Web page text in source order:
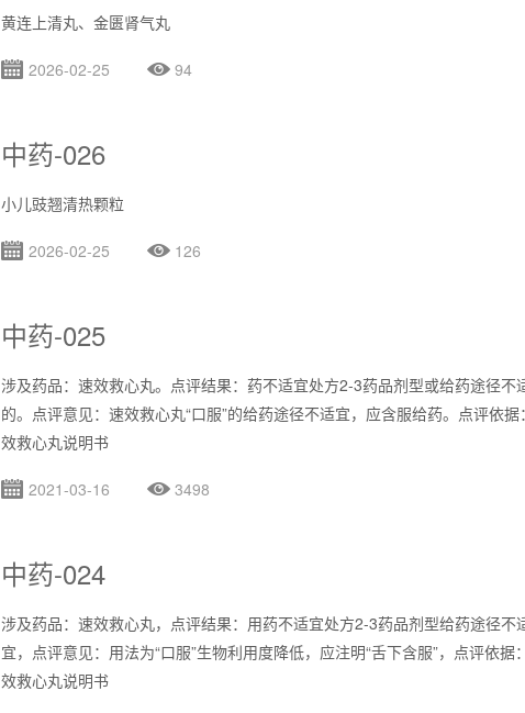
黄连上清丸、金匮肾气丸
2026-02-25 94
中药-026
小儿豉翘清热颗粒
2026-02-25 126
中药-025
涉及药品：速效救心丸。点评结果：药不适宜处方2-3药品剂型或给药途径不
的。点评意见：速效救心丸“口服”的给药途径不适宜，应含服给药。点评依据
效救心丸说明书
2021-03-16 3498
中药-024
涉及药品：速效救心丸，点评结果：用药不适宜处方2-3药品剂型给药途径不
宜，点评意见：用法为“口服”生物利用度降低，应注明“舌下含服”，点评依据
效救心丸说明书